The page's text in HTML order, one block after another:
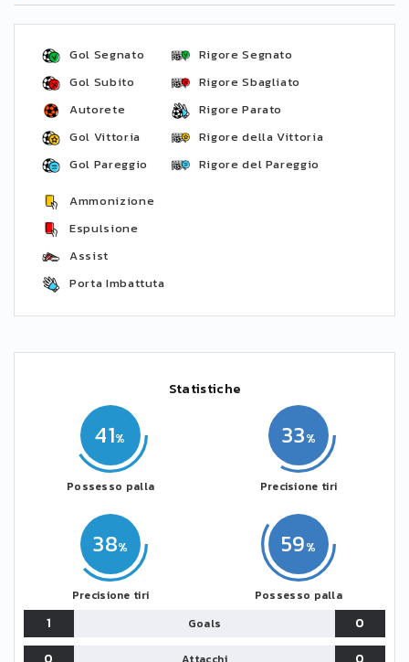
Gol Segnato
Gol Subito
Autorete
Gol Vittoria
Gol Pareggio
Rigore Segnato
Rigore Sbagliato
Rigore Parato
Rigore della Vittoria
Rigore del Pareggio
Ammonizione
Espulsione
Assist
Porta Imbattuta
Statistiche
41
Possesso palla
38
Precisione tiri
59
Possesso palla
33
Precisione tiri
1 Goals
0